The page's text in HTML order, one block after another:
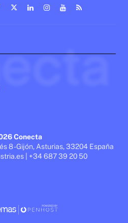
Conecta
8 - Gijón, Asturias, 33204 España
| +34 687 39 20 50